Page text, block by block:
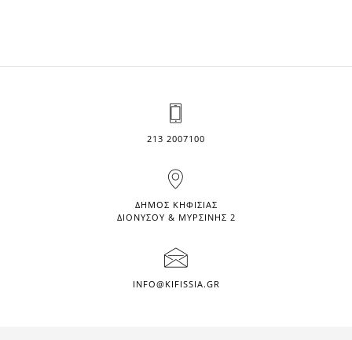
213 2007100
ΔΗΜΟΣ ΚΗΦΙΣΙΑΣ
ΔΙΟΝΥΣΟΥ & ΜΥΡΣΙΝΗΣ 2
INFO@KIFISSIA.GR